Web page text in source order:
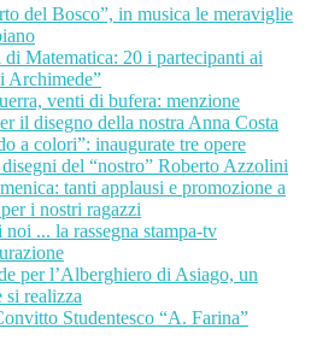
del Bosco”, in musica le meraviglie
Matematica: 20 i partecipanti ai
Archimede”
venti di bufera: menzione
il disegno della nostra Anna Costa
a colori”: inaugurate tre opere
del “nostro” Roberto Azzolini
tanti applausi e promozione a
i nostri ragazzi
noi ... la rassegna stampa-tv
per l’Alberghiero di Asiago, un
si realizza
Studentesco “A. Farina”